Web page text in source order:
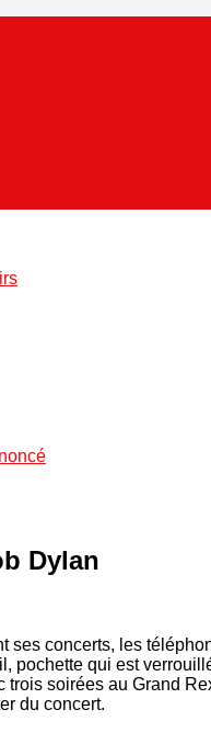
Dylan
concerts, les
qui est
soirées au Grand
du concert.